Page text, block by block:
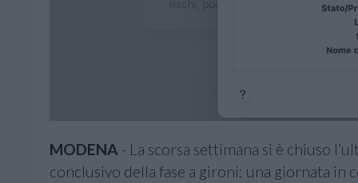
MODENA - La scorsa settimana si è chiuso
conclusivo della fase a gironi: una giornata